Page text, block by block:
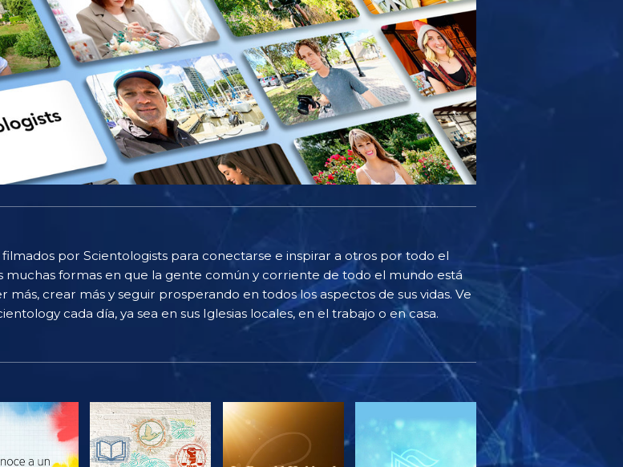
filmados por Scientologists para conectarse e inspirar a otros por todo el
formas en que la gente común y corriente de todo el mundo está
crear más y seguir prosperando en todos los aspectos de sus vidas. Ve
cada día, ya sea en sus Iglesias locales, en el trabajo o en casa.